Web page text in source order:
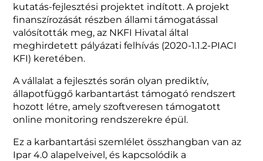
kutatás-fejlesztési projektet indított. A projekt
finanszírozását részben állami támogatással
valósították meg, az NKFI Hivatal által
meghirdetett pályázati felhívás (2020-1.1.2-PIACI
KFI) keretében.
A vállalat a fejlesztés során olyan prediktív,
állapotfüggő karbantartást támogató rendszert
hozott létre, amely szoftveresen támogatott
online monitoring rendszerekre épül.
Ez a karbantartási szemlélet összhangban van az
Ipar 4.0 alapelveivel, és kapcsolódik a